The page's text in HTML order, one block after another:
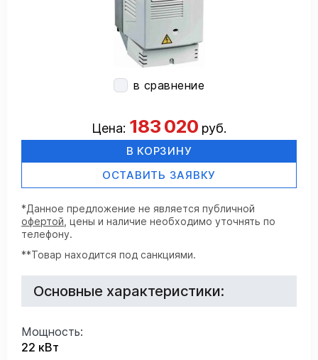
в сравнение
Цена: 183 020руб.
В КОРЗИНУ
ОСТАВИТЬ ЗАЯВКУ
*Данное предложение не является публичной
офертой , цены и наличие необходимо уточнять по
телефону.
**Товар находится под санкциями.
Основные характеристики:
Мощность:
22 кВт